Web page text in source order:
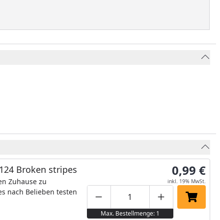
Broken stripes
Zuhause zu
nach Belieben testen
Produktmenge um eins
Produktmenge manuell
Produktmenge
Max. Bestellmenge: 1
In den
0,99 €
inkl. 19% MwSt.